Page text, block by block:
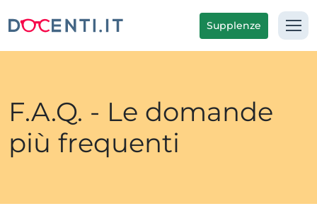
Supplenze
F.A.Q. - Le domande
più frequenti